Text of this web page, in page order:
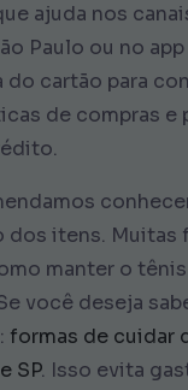
ajuda nos
Paulo ou no app
do cartão para
de compras e
dos itens. Muitas
manter o
você deseja
formas de cuidar
SP. Isso evita